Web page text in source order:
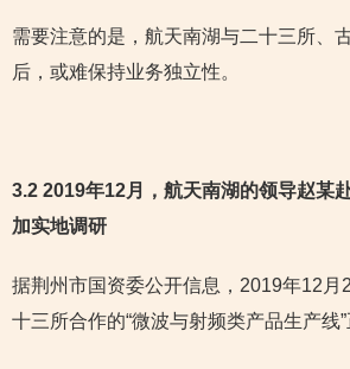
需要注意的是，航天南湖与二十三所、
后，或难保持业务独立性。
3.2 2019年12月，航天南湖的领导赵某
加实地调研
据荆州市国资委公开信息，2019年12月
十三所合作的“微波与射频类产品生产线”